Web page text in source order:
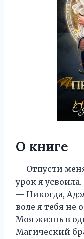
О книге
— Отпусти
урок я
— Никогда,
воле я тебя не
Моя жизнь в
Магический